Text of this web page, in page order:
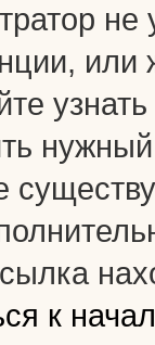
не
или
к